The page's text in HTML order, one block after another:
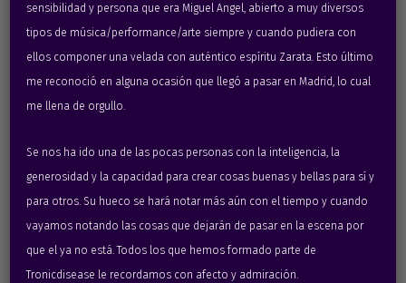
sensibilidad y persona que era Miguel Angel, abierto a muy diversos
tipos de música/performance/arte siempre y cuando pudiera con
ellos componer una velada con auténtico espíritu Zarata. Esto último
me reconoció en alguna ocasión que llegó a pasar en Madrid, lo cual
me llena de orgullo.
Se nos ha ido una de las pocas personas con la inteligencia, la
generosidad y la capacidad para crear cosas buenas y bellas para sí y
para otros. Su hueco se hará notar más aún con el tiempo y cuando
vayamos notando las cosas que dejarán de pasar en la escena por
que el ya no está. Todos los que hemos formado parte de
Tronicdisease le recordamos con afecto y admiración.